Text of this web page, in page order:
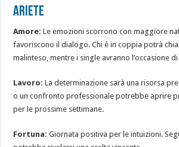
ARIETE
Amore: Le emozioni scorrono con maggiore
favoriscono il dialogo. Chi è in coppia potrà
malinteso, mentre i single avranno l’occasione
Lavoro: La determinazione sarà una risorsa
o un confronto professionale potrebbe aprire
per le prossime settimane.
Fortuna: Giornata positiva per le intuizioni.